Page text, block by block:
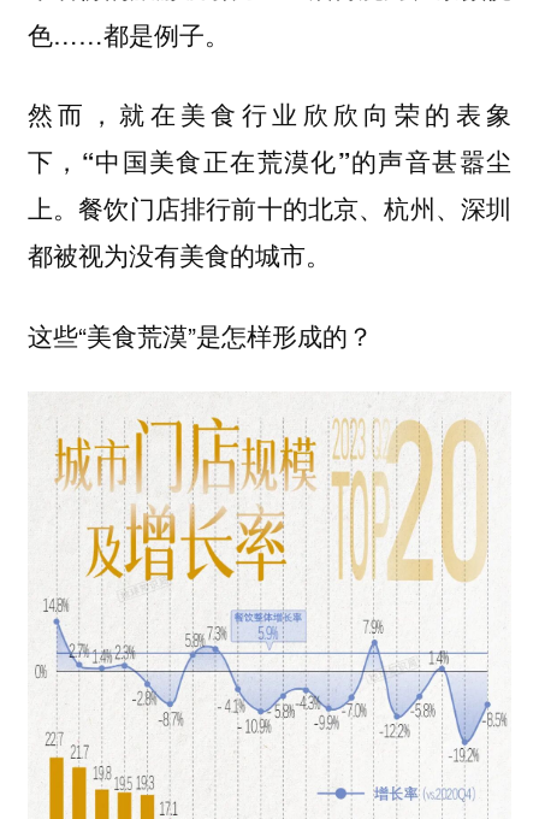
色……都是例子。
然而，就在美食行业欣欣向荣的表象
下， “中国美食正在荒漠化”的声音甚嚣尘
上。餐饮门店排行前十的北京、杭州、深圳
都被视为没有美食的城市。
这些“美食荒漠”是怎样形成的？